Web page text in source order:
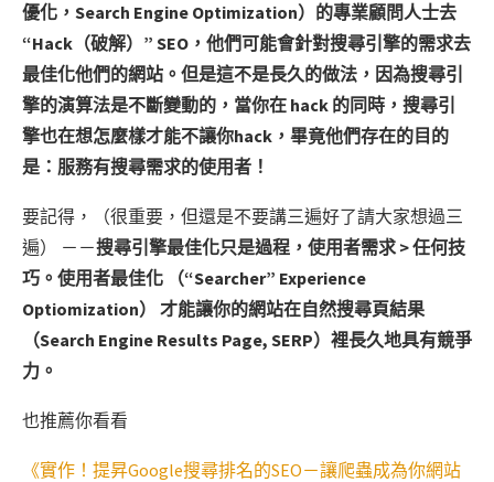
優化，Search Engine Optimization）的專業顧問人士去
“Hack（破解）” SEO，他們可能會針對搜尋引擎的需求去
最佳化他們的網站。但是這不是長久的做法，因為搜尋引
擎的演算法是不斷變動的，當你在 hack 的同時，搜尋引
擎也在想怎麼樣才能不讓你hack，畢竟他們存在的目的
是：服務有搜尋需求的使用者！
要記得，（很重要，但還是不要講三遍好了請大家想過三
遍） －－搜尋引擎最佳化只是過程，使用者需求 > 任何技
巧。使用者最佳化 （“Searcher” Experience
Optiomization） 才能讓你的網站在自然搜尋頁結果
（Search Engine Results Page, SERP）裡長久地具有競爭
力。
也推薦你看看
《實作！提昇Google搜尋排名的SEO－讓爬蟲成為你網站